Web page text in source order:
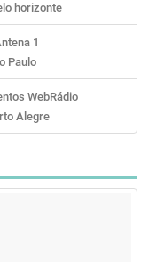
horizonte
1
Paulo
WebRádio
Alegre